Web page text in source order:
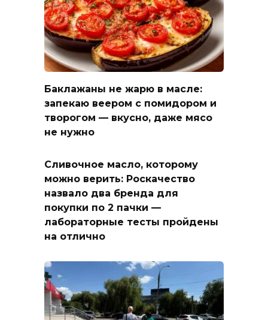
Баклажаны не жарю в масле:
запекаю веером с помидором и
творогом — вкусно, даже мясо
не нужно
Сливочное масло, которому
можно верить: Роскачество
назвало два бренда для
покупки по 2 пачки —
лабораторные тесты пройдены
на отлично